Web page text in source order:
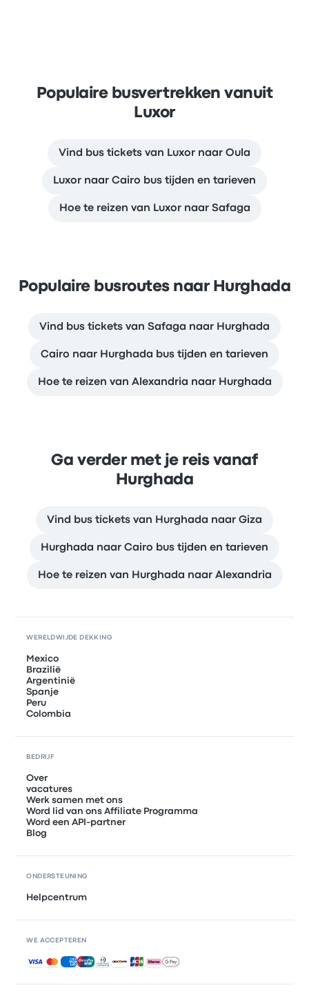
Populaire busvertrekken vanuit
Luxor
Vind bus tickets van Luxor naar Oula
Luxor naar Cairo bus tijden en tarieven
Hoe te reizen van Luxor naar Safaga
Populaire busroutes naar Hurghada
Vind bus tickets van Safaga naar Hurghada
Cairo naar Hurghada bus tijden en tarieven
Hoe te reizen van Alexandria naar Hurghada
Ga verder met je reis vanaf
Hurghada
Vind bus tickets van Hurghada naar Giza
Hurghada naar Cairo bus tijden en tarieven
Hoe te reizen van Hurghada naar Alexandria
WERELDWIJDE DEKKING
Mexico
Brazilië
Argentinië
Spanje
Peru
Colombia
BEDRIJF
Over
vacatures
Werk samen met ons
Word lid van ons Affiliate Programma
Word een API-partner
Blog
ONDERSTEUNING
Helpcentrum
WE ACCEPTEREN
Geaccepteerde betalingen